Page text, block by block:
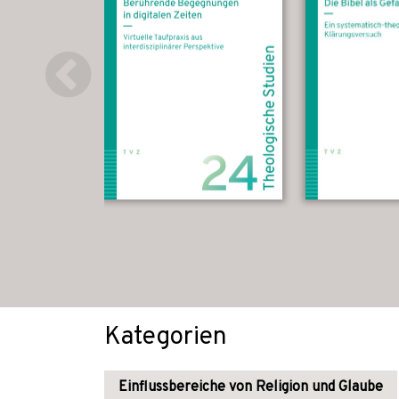
Kategorien
Einflussbereiche von Religion und Glaube